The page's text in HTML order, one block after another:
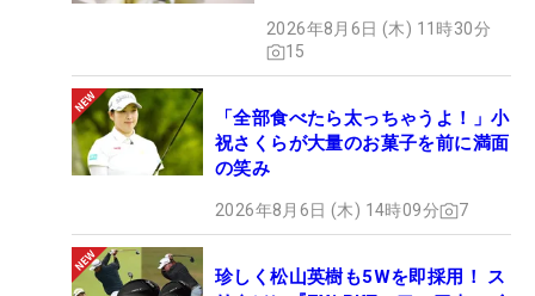
2026年8月6日 (木) 11時30分
15
「全部食べたら太っちゃうよ！」小
祝さくらが大量のお菓子を前に満面
の笑み
2026年8月6日 (木) 14時09分 7
珍しく松山英樹も5Wを即採用！ ス